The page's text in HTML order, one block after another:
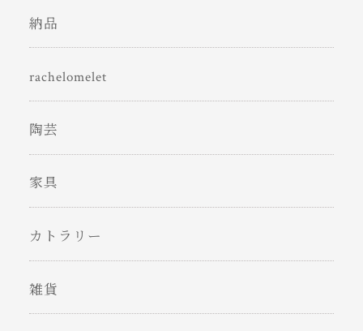
納品
rachelomelet
陶芸
家具
カトラリー
雑貨